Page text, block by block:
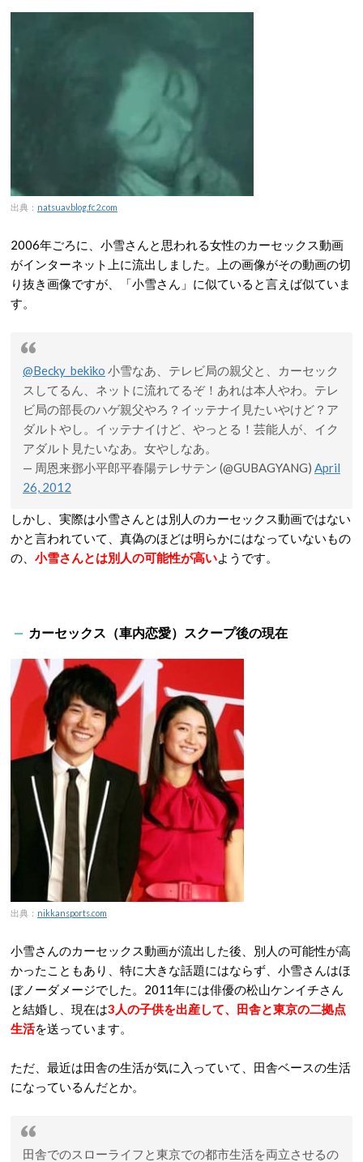
出典： natsuav.blog.fc2.com
2006年ごろに、小雪さんと思われる女性のカーセックス動画
がインターネット上に流出しました。上の画像がその動画の切
り抜き画像ですが、「小雪さん」に似ていると言えば似ていま
す。
@Becky_bekiko 小雪なあ、テレビ局の親父と、カーセック
スしてるん、ネットに流れてるぞ！あれは本人やわ。テレ
ビ局の部長のハゲ親父やろ？イッテナイ見たいやけど？ア
ダルトやし。イッテナイけど、やっとる！芸能人が、イク
アダルト見たいなあ。女やしなあ。
— 周恩来鄧小平郎平春陽テレサテン (@GUBAGYANG) April
26, 2012
しかし、実際は小雪さんとは別人のカーセックス動画ではない
かと言われていて、真偽のほどは明らかにはなっていないもの
の、 小雪さんとは別人の可能性が高いようです。
カーセックス（車内恋愛）スクープ後の現在
出典： nikkansports.com
小雪さんのカーセックス動画が流出した後、別人の可能性が高
かったこともあり、特に大きな話題にはならず、小雪さんはほ
ぼノーダメージでした。2011年には俳優の松山ケンイチさん
と結婚し、現在は3人の子供を出産して、田舎と東京の二拠点
生活を送っています。
ただ、最近は田舎の生活が気に入っていて、田舎ベースの生活
になっているんだとか。
田舎でのスローライフと東京での都市生活を両立させるの